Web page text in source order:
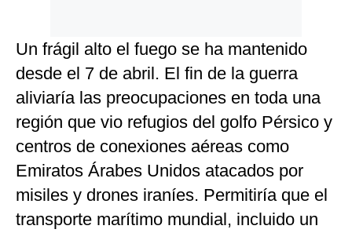
Un frágil alto el fuego se ha mantenido
desde el 7 de abril. El fin de la guerra
aliviaría las preocupaciones en toda una
región que vio refugios del golfo Pérsico y
centros de conexiones aéreas como
Emiratos Árabes Unidos atacados por
misiles y drones iraníes. Permitiría que el
transporte marítimo mundial, incluido un